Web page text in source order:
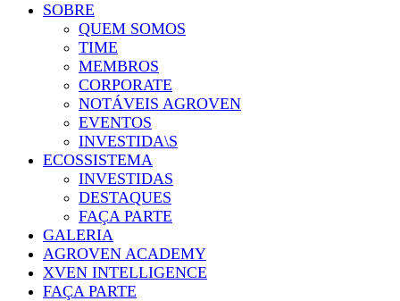
SOBRE
QUEM SOMOS
TIME
MEMBROS
CORPORATE
NOTÁVEIS AGROVEN
EVENTOS
INVESTIDA\S
ECOSSISTEMA
INVESTIDAS
DESTAQUES
FAÇA PARTE
GALERIA
AGROVEN ACADEMY
XVEN INTELLIGENCE
FAÇA PARTE